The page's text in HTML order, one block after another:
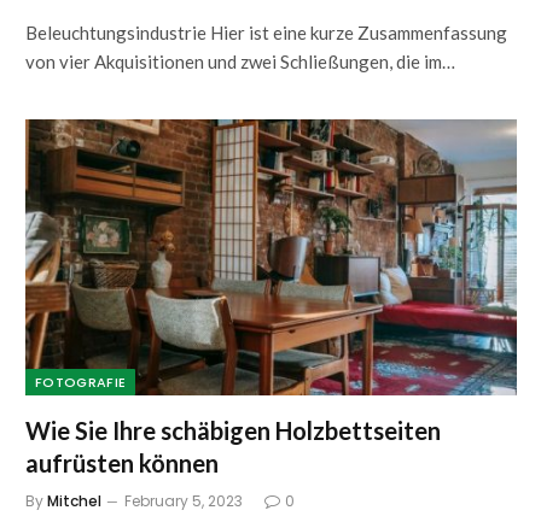
Beleuchtungsindustrie Hier ist eine kurze Zusammenfassung
von vier Akquisitionen und zwei Schließungen, die im…
FOTOGRAFIE
Wie Sie Ihre schäbigen Holzbettseiten
aufrüsten können
ByMitchel February 5, 2023 0